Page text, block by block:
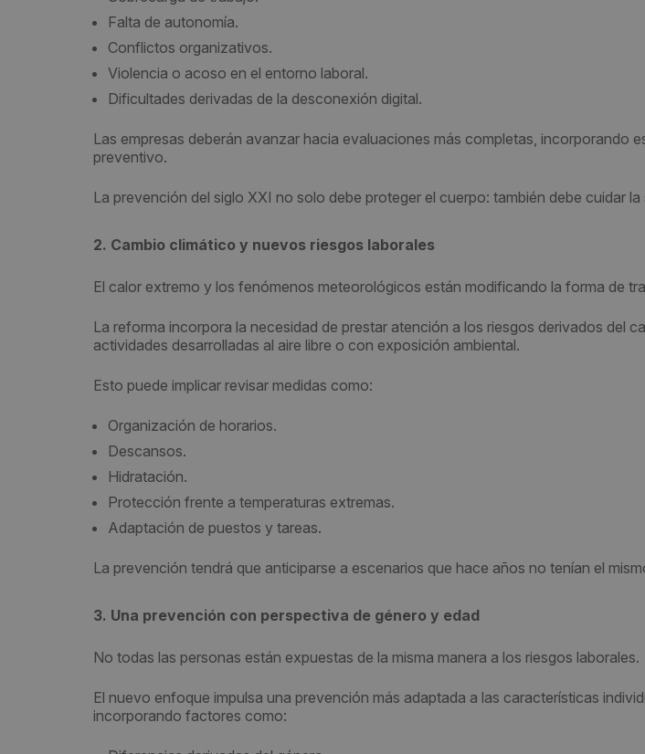
Falta de autonomía.
Conflictos organizativos.
Violencia o acoso en el entorno laboral.
Dificultades derivadas de la desconexión digital.
Las empresas deberán avanzar hacia evaluaciones más completas, incorporando
preventivo.
La prevención del siglo XXI no solo debe proteger el cuerpo: también debe cuidar la
2. Cambio climático y nuevos riesgos laborales
El calor extremo y los fenómenos meteorológicos están modificando la forma de
La reforma incorpora la necesidad de prestar atención a los riesgos derivados del
actividades desarrolladas al aire libre o con exposición ambiental.
Esto puede implicar revisar medidas como:
Organización de horarios.
Descansos.
Hidratación.
Protección frente a temperaturas extremas.
Adaptación de puestos y tareas.
La prevención tendrá que anticiparse a escenarios que hace años no tenían el
3. Una prevención con perspectiva de género y edad
No todas las personas están expuestas de la misma manera a los riesgos laborales.
El nuevo enfoque impulsa una prevención más adaptada a las características
incorporando factores como: